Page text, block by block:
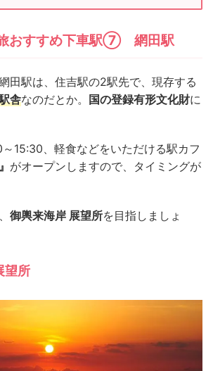
おすすめ下車駅⑦ 網田駅
田駅は、住吉駅の2駅先で、現存する
舎なのだとか。 国の登録有形文化財に
15:30、軽食などをいただける駅カフ
がオープンしますので、タイミングが
御輿来海岸 展望所を目指しましょ
望所